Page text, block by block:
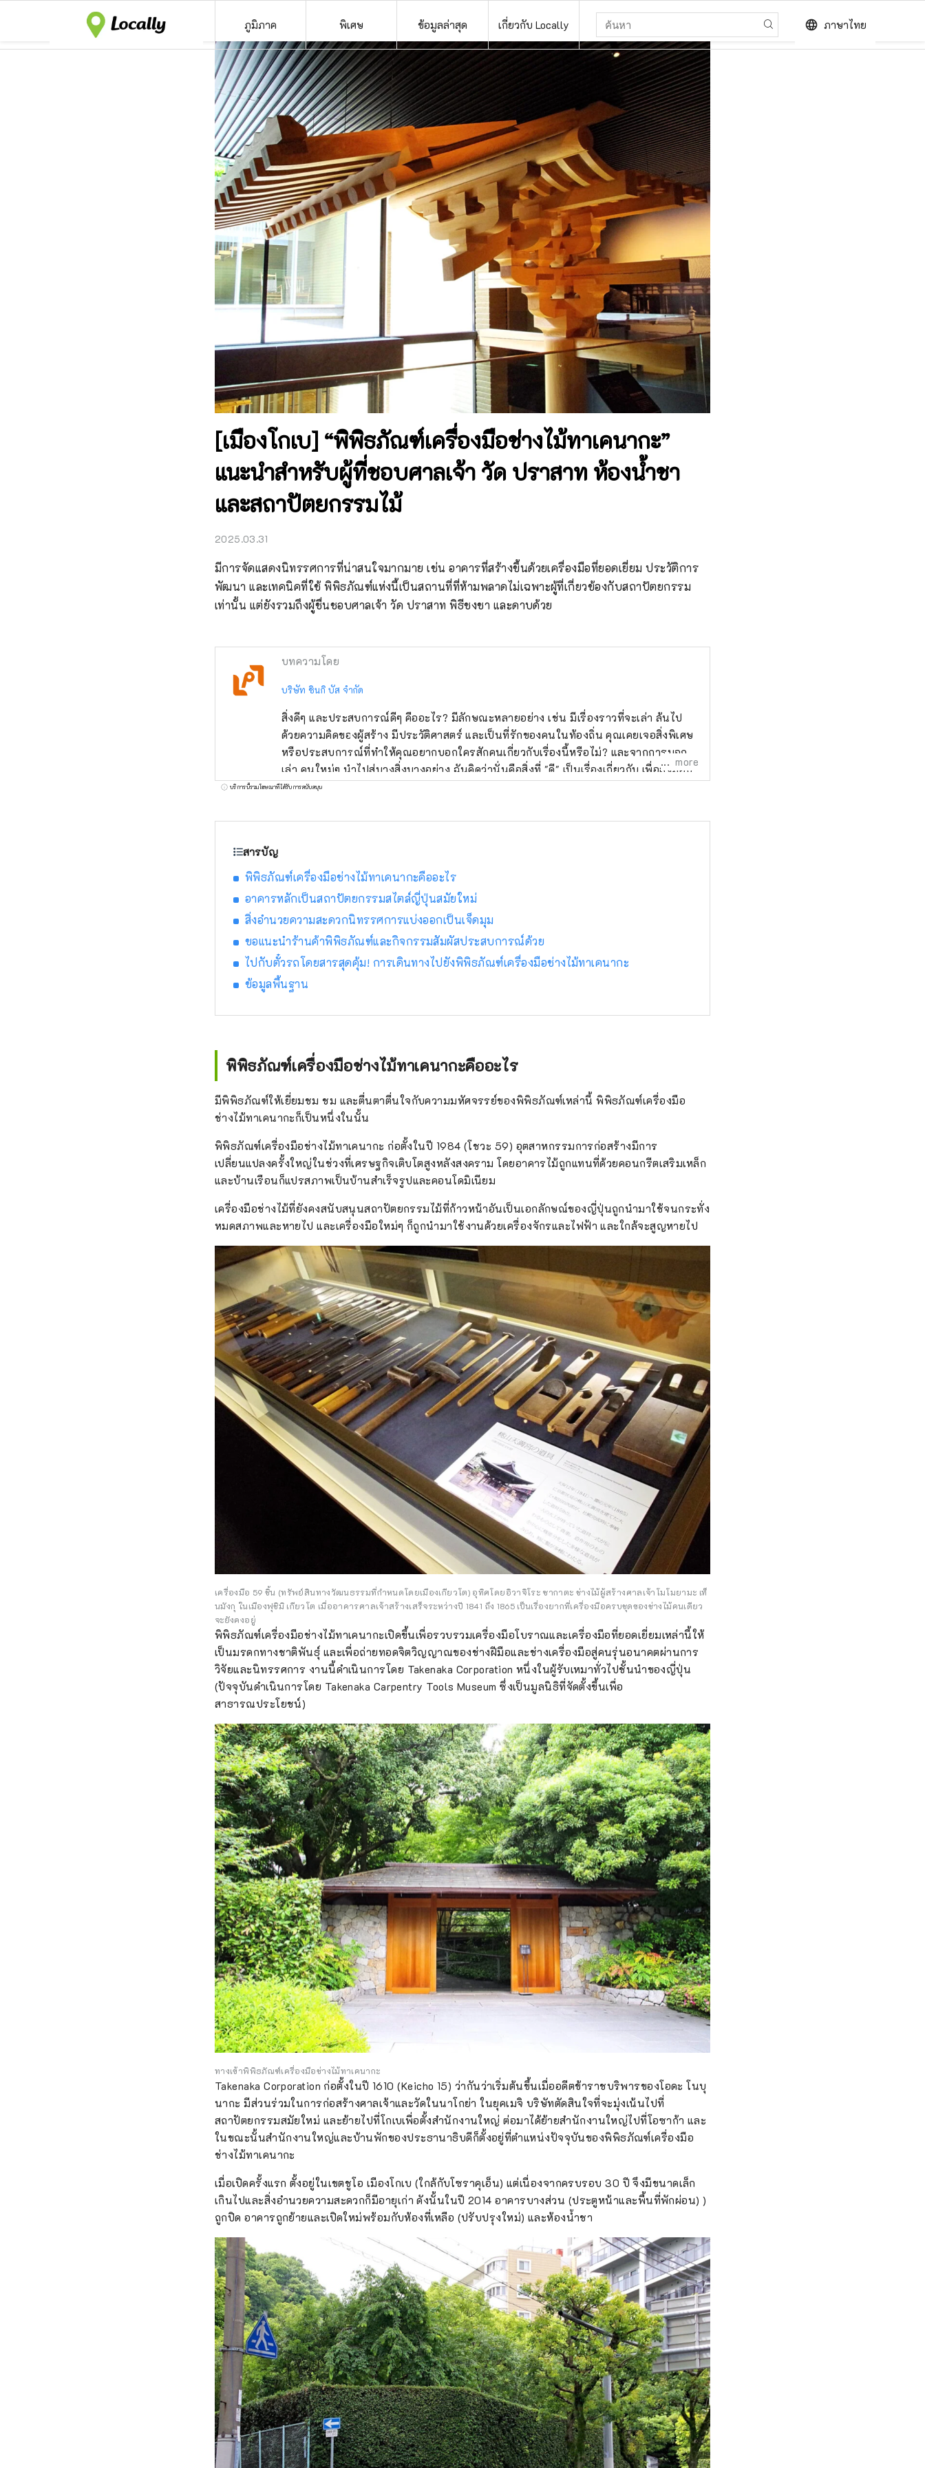
ภูมิภาค พิเศษ ข้อมูลล่าสุด เกี่ยวกับ Locally language ภาษาไทย
[เมืองโกเบ] “พิพิธภัณฑ์เครื่องมือช่างไม้ทาเคนากะ”
แนะนำสำหรับผู้ที่ชอบศาลเจ้า วัด ปราสาท ห้องน้ำชา
และสถาปัตยกรรมไม้
2025.03.31
มีการจัดแสดงนิทรรศการที่น่าสนใจมากมาย เช่น อาคารที่สร้างขึ้นด้วยเครื่องมือที่ยอดเยี่ยม ประวัติการ
พัฒนา และเทคนิคที่ใช้ พิพิธภัณฑ์แห่งนี้เป็นสถานที่ที่ห้ามพลาดไม่เฉพาะผู้ที่เกี่ยวข้องกับสถาปัตยกรรม
เท่านั้น แต่ยังรวมถึงผู้ชื่นชอบศาลเจ้า วัด ปราสาท พิธีชงชา และดาบด้วย
บทความโดย
บริษัท ชินกิ บัส จำกัด
สิ่งดีๆ และประสบการณ์ดีๆ คืออะไร? มีลักษณะหลายอย่าง เช่น มีเรื่องราวที่จะเล่า ล้นไป
ด้วยความคิดของผู้สร้าง มีประวัติศาสตร์ และเป็นที่รักของคนในท้องถิ่น คุณเคยเจอสิ่งพิเศษ
หรือประสบการณ์ที่ทำให้คุณอยากบอกใครสักคนเกี่ยวกับเรื่องนี้หรือไม่? และจากการบอก
เล่า คนใหม่ๆ นำไปสู่บางสิ่งบางอย่าง ฉันคิดว่านั่นคือสิ่งที่ "ดี" เป็นเรื่องเกี่ยวกับ เพื่อส่งมอบ
การเผชิญหน้าดังกล่าวให้กับลูกค้าของเรา เราค้นพบสิ่งดีๆ ของเฮียวโกะตามแนวคิด "พูดคุย
ภูมิภาคของจังหวัดเฮียวโกะ จะถูกส่งไป .
more
บริการนี้รวมโฆษณาที่ได้รับการสนับสนุน
สารบัญ
พิพิธภัณฑ์เครื่องมือช่างไม้ทาเคนากะคืออะไร
อาคารหลักเป็นสถาปัตยกรรมสไตล์ญี่ปุ่นสมัยใหม่
สิ่งอำนวยความสะดวกนิทรรศการแบ่งออกเป็นเจ็ดมุม
ขอแนะนำร้านค้าพิพิธภัณฑ์และกิจกรรมสัมผัสประสบการณ์ด้วย
ไปกับตั๋วรถโดยสารสุดคุ้ม! การเดินทางไปยังพิพิธภัณฑ์เครื่องมือช่างไม้ทาเคนากะ
ข้อมูลพื้นฐาน
พิพิธภัณฑ์เครื่องมือช่างไม้ทาเคนากะคืออะไร
มีพิพิธภัณฑ์ให้เยี่ยมชม ชม และตื่นตาตื่นใจกับความมหัศจรรย์ของพิพิธภัณฑ์เหล่านี้ พิพิธภัณฑ์เครื่องมือ
ช่างไม้ทาเคนากะก็เป็นหนึ่งในนั้น
พิพิธภัณฑ์เครื่องมือช่างไม้ทาเคนากะ ก่อตั้งในปี 1984 (โชวะ 59) อุตสาหกรรมการก่อสร้างมีการ
เปลี่ยนแปลงครั้งใหญ่ในช่วงที่เศรษฐกิจเติบโตสูงหลังสงคราม โดยอาคารไม้ถูกแทนที่ด้วยคอนกรีตเสริมเหล็ก
และบ้านเรือนก็แปรสภาพเป็นบ้านสำเร็จรูปและคอนโดมิเนียม
เครื่องมือช่างไม้ที่ยังคงสนับสนุนสถาปัตยกรรมไม้ที่ก้าวหน้าอันเป็นเอกลักษณ์ของญี่ปุ่นถูกนำมาใช้จนกระทั่ง
หมดสภาพและหายไป และเครื่องมือใหม่ๆ ก็ถูกนำมาใช้งานด้วยเครื่องจักรและไฟฟ้า และใกล้จะสูญหายไป
เครื่องมือ 59 ชิ้น (ทรัพย์สินทางวัฒนธรรมที่กำหนดโดยเมืองเกียวโต) อุทิศโดยอิวาจิโระ ซากาตะ ช่างไม้ผู้สร้างศาลเจ้าโมโมยามะ เท็
นมังกุ ในเมืองฟุชิมิ เกียวโต เมื่ออาคารศาลเจ้าสร้างเสร็จระหว่างปี 1841 ถึง 1865 เป็นเรื่องยากที่เครื่องมือครบชุดของช่างไม้คนเดียว
จะยังคงอยู่
พิพิธภัณฑ์เครื่องมือช่างไม้ทาเคนากะเปิดขึ้นเพื่อรวบรวมเครื่องมือโบราณและเครื่องมือที่ยอดเยี่ยมเหล่านี้ให้
เป็นมรดกทางชาติพันธุ์ และเพื่อถ่ายทอดจิตวิญญาณของช่างฝีมือและช่างเครื่องมือสู่คนรุ่นอนาคตผ่านการ
วิจัยและนิทรรศการ งานนี้ดำเนินการโดย Takenaka Corporation หนึ่งในผู้รับเหมาทั่วไปชั้นนำของญี่ปุ่น
(ปัจจุบันดำเนินการโดย Takenaka Carpentry Tools Museum ซึ่งเป็นมูลนิธิที่จัดตั้งขึ้นเพื่อ
สาธารณประโยชน์)
ทางเข้าพิพิธภัณฑ์เครื่องมือช่างไม้ทาเคนากะ
Takenaka Corporation ก่อตั้งในปี 1610 (Keicho 15) ว่ากันว่าเริ่มต้นขึ้นเมื่ออดีตข้าราชบริพารของโอดะ โนบุ
นากะ มีส่วนร่วมในการก่อสร้างศาลเจ้าและวัดในนาโกย่า ในยุคเมจิ บริษัทตัดสินใจที่จะมุ่งเน้นไปที่
สถาปัตยกรรมสมัยใหม่ และย้ายไปที่โกเบเพื่อตั้งสำนักงานใหญ่ ต่อมาได้ย้ายสำนักงานใหญ่ไปที่โอซาก้า และ
ในขณะนั้นสำนักงานใหญ่และบ้านพักของประธานาธิบดีก็ตั้งอยู่ที่ตำแหน่งปัจจุบันของพิพิธภัณฑ์เครื่องมือ
ช่างไม้ทาเคนากะ
เมื่อเปิดครั้งแรก ตั้งอยู่ในเขตชูโอ เมืองโกเบ (ใกล้กับโซราคุเอ็น) แต่เนื่องจากครบรอบ 30 ปี จึงมีขนาดเล็ก
เกินไปและสิ่งอำนวยความสะดวกก็มีอายุเก่า ดังนั้นในปี 2014 อาคารบางส่วน (ประตูหน้าและพื้นที่พักผ่อน) )
ถูกปิด อาคารถูกย้ายและเปิดใหม่พร้อมกับห้องที่เหลือ (ปรับปรุงใหม่) และห้องน้ำชา